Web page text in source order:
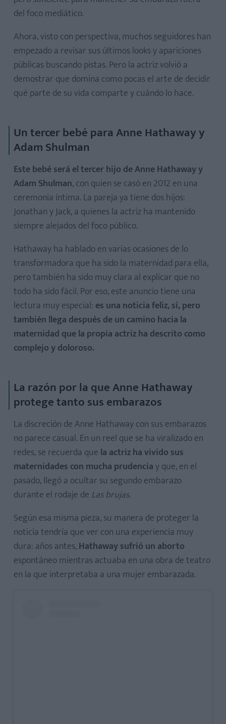
del foco mediático.
Ahora, visto con perspectiva, muchos seguidores han
empezado a revisar sus últimos looks y apariciones
públicas buscando pistas. Pero la actriz volvió a
demostrar que domina como pocas el arte de decidir
qué parte de su vida comparte y cuándo lo hace.
Un tercer bebé para Anne Hathaway y
Adam Shulman
Este bebé será el tercer hijo de Anne Hathaway y
Adam Shulman, con quien se casó en 2012 en una
ceremonia íntima. La pareja ya tiene dos hijos:
Jonathan y Jack, a quienes la actriz ha mantenido
siempre alejados del foco público.
Hathaway ha hablado en varias ocasiones de lo
transformadora que ha sido la maternidad para ella,
pero también ha sido muy clara al explicar que no
todo ha sido fácil. Por eso, este anuncio tiene una
lectura muy especial: es una noticia feliz, sí, pero
también llega después de un camino hacia la
maternidad que la propia actriz ha descrito como
complejo y doloroso.
La razón por la que Anne Hathaway
protege tanto sus embarazos
La discreción de Anne Hathaway con sus embarazos
no parece casual. En un reel que se ha viralizado en
redes, se recuerda que la actriz ha vivido sus
maternidades con mucha prudenciay que, en el
pasado, llegó a ocultar su segundo embarazo
durante el rodaje de Las brujas.
Según esa misma pieza, su manera de proteger la
noticia tendría que ver con una experiencia muy
dura: años antes,Hathaway sufrió un aborto
espontáneo mientras actuaba en una obra de teatro
en la que interpretaba a una mujer embarazada.